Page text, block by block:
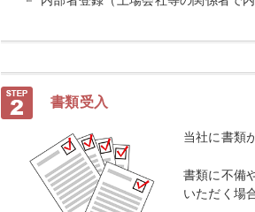
書類受入
当社に書類
書類に不備
いただく場